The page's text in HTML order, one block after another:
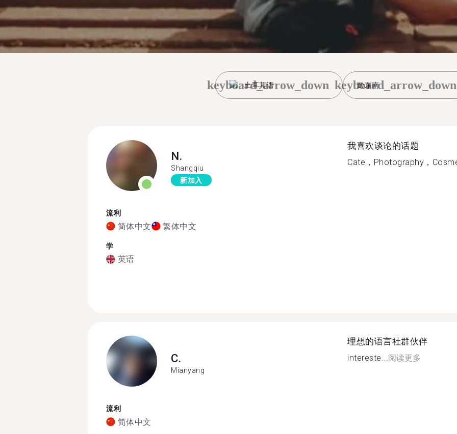
土耳其语
keyboard_arrow_down 黔东南
keyboard_arrow_down
N.
Shangqiu
新加入
流利
简体中文 繁体中文
学
英语
我喜欢谈论的话题
Cate，Photography，
C.
Mianyang
流利
简体中文
理想的语言社群伙伴
intereste...阅读更多